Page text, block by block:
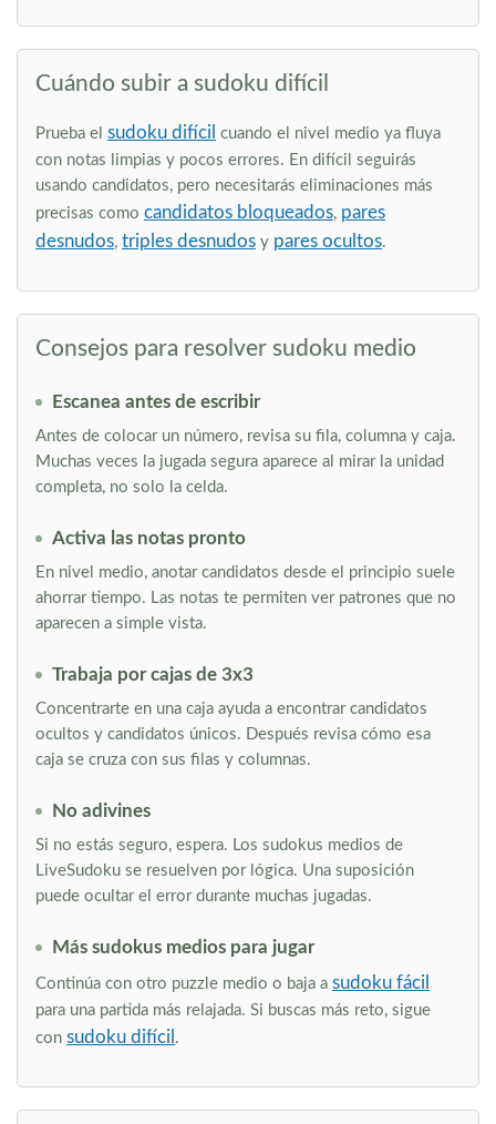
Cuándo subir a sudoku difícil
Prueba el sudoku difícil cuando el nivel medio ya fluya
con notas limpias y pocos errores. En difícil seguirás
usando candidatos, pero necesitarás eliminaciones más
precisas como candidatos bloqueados, pares
desnudos, triples desnudos y pares ocultos.
Consejos para resolver sudoku medio
Escanea antes de escribir
Antes de colocar un número, revisa su fila, columna y caja.
Muchas veces la jugada segura aparece al mirar la unidad
completa, no solo la celda.
Activa las notas pronto
En nivel medio, anotar candidatos desde el principio suele
ahorrar tiempo. Las notas te permiten ver patrones que no
aparecen a simple vista.
Trabaja por cajas de 3x3
Concentrarte en una caja ayuda a encontrar candidatos
ocultos y candidatos únicos. Después revisa cómo esa
caja se cruza con sus filas y columnas.
No adivines
Si no estás seguro, espera. Los sudokus medios de
LiveSudoku se resuelven por lógica. Una suposición
puede ocultar el error durante muchas jugadas.
Más sudokus medios para jugar
Continúa con otro puzzle medio o baja a sudoku fácil
para una partida más relajada. Si buscas más reto, sigue
con sudoku difícil .